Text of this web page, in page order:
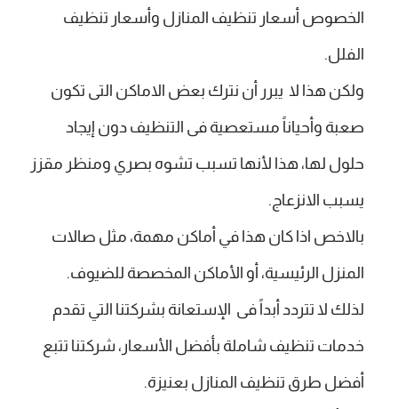
الخصوص أسعار تنظيف المنازل وأسعار تنظيف
الفلل.
ولكن هذا لا يبرر أن نترك بعض الاماكن التى تكون
صعبة وأحياناً مستعصية فى التنظيف دون إيجاد
حلول لها، هذا لأنها تسبب تشوه بصري ومنظر مقزز
يسبب الانزعاج.
بالاخص اذا كان هذا في أماكن مهمة، مثل صالات
المنزل الرئيسية، أو الأماكن المخصصة للضيوف.
لذلك لا تتردد أبداً فى الإستعانة بشركتنا التي تقدم
خدمات تنظيف شاملة بأفضل الأسعار، شركتنا تتبع
أفضل طرق تنظيف المنازل بعنيزة.